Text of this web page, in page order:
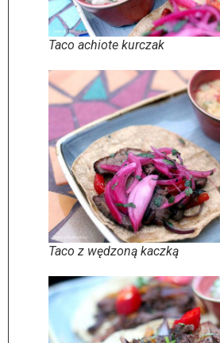
Taco achiote kurczak
Taco z wędzoną kaczką